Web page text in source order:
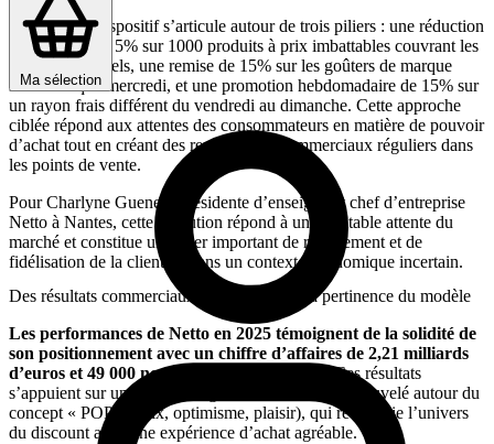
Ma sélection
Le nouveau dispositif s’articule autour de trois piliers : une réduction
permanente de 5% sur 1000 produits à prix imbattables couvrant les
besoins essentiels, une remise de 15% sur les goûters de marque
Netto chaque mercredi, et une promotion hebdomadaire de 15% sur
un rayon frais différent du vendredi au dimanche. Cette approche
ciblée répond aux attentes des consommateurs en matière de pouvoir
d’achat tout en créant des rendez-vous commerciaux réguliers dans
les points de vente.
Pour Charlyne Guenec, Présidente d’enseigne et chef d’entreprise
Netto à Nantes, cette évolution répond à une véritable attente du
marché et constitue un levier important de recrutement et de
fidélisation de la clientèle dans un contexte économique incertain.
Des résultats commerciaux qui confirment la pertinence du modèle
Les performances de Netto en 2025 témoignent de la solidité de
son positionnement avec un chiffre d’affaires de 2,21 milliards
d’euros et 49 000 nouveaux clients conquis.
Ces résultats
s’appuient sur un parc de magasins entièrement renouvelé autour du
concept « POP » (prix, optimisme, plaisir), qui réconcilie l’univers
du discount avec une expérience d’achat agréable.